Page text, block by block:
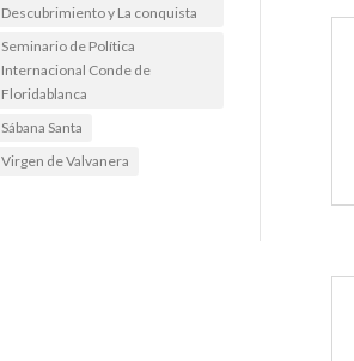
Descubrimiento y La conquista
Seminario de Política
Internacional Conde de
Floridablanca
Sábana Santa
Virgen de Valvanera